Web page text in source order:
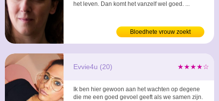
het leven. Dan komt het vanzelf wel goed. ...
Bloedhete vrouw zoekt
★★★★☆
Evvie4u (20)
Ik ben hier gewoon aan het wachten op degene
die me een goed gevoel geeft als we samen zijn.